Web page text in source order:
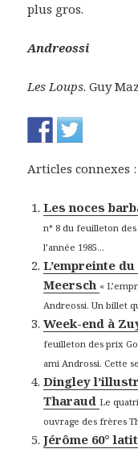
plus gros.
Andreossi
Les Loups. Guy
Articles connexes :
Les noces
n° 8 du feuilleton
l’année 1985...
L’empreinte
Meersch «
Andreossi. Un billet
Week-end à
feuilleton des prix
ami Androssi. Cette
Dingley
Tharaud Le
ouvrage des frères
Jérôme 60°